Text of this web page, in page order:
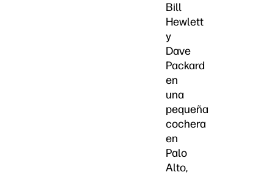
Bill
Hewlett
y
Dave
Packard
en
una
pequeña
cochera
en
Palo
Alto,